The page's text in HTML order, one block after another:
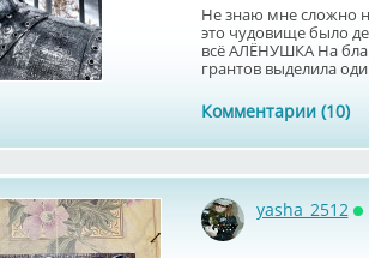
Не знаю мне сложно
это чудовище было
всё АЛЁНУШКА На
грантов выделила
Комментарии (10)
yasha_2512